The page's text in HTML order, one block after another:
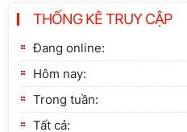
sinh đào tạo trình độ tiến sĩ
THỐNG KÊ TRUY CẬP
Đang online:
Hôm nay:
Trong tuần:
Tất cả: